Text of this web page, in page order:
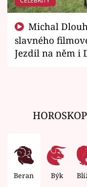
slavného
Jezdil na něm i
Beran Býk